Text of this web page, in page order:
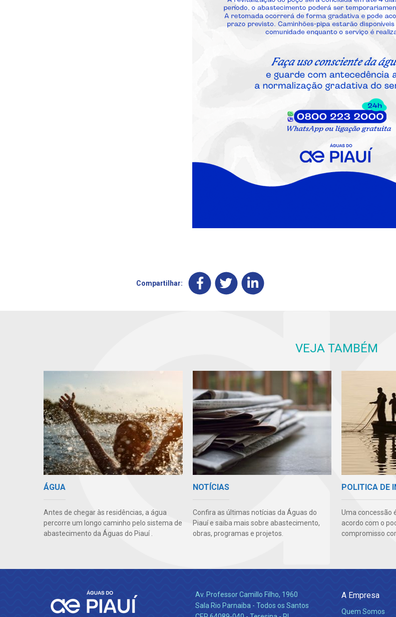
Compartilhar:
VEJA TAMBÉM
ÁGUA
Antes de chegar às residências, a água
percorre um longo caminho pelo sistema de
abastecimento da Águas do Piauí .
NOTÍCIAS
Confira as últimas notícias da Águas do
Piauí e saiba mais sobre abastecimento,
obras, programas e projetos.
POLITICA DE
Uma concessão
acordo com o
compromisso
Av. Professor Camillo Filho, 1960
Sala Rio Parnaiba - Todos os Santos
A Empresa
Quem Somos